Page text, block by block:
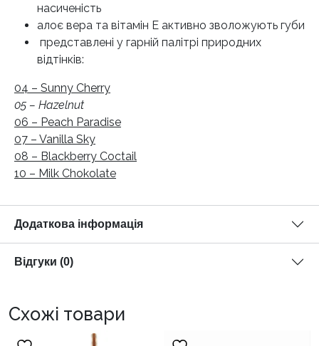
насиченість
алоє вера та вітамін Е активно зволожують губи
представлені у гарній палітрі природних
відтінків:
04 – Sunny Cherry
05 – Hazelnut
06 – Peach Paradise
07 – Vanilla Sky
08 – Blackberry Coctail
10 – Milk Chokolate
Додаткова інформація
Відгуки (0)
Схожі товари